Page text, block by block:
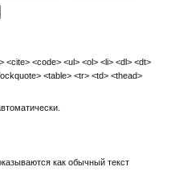
<cite> <code> <ul> <ol> <li> <dl> <dt>
<table> <tr> <td> <thead>
как обычный текст